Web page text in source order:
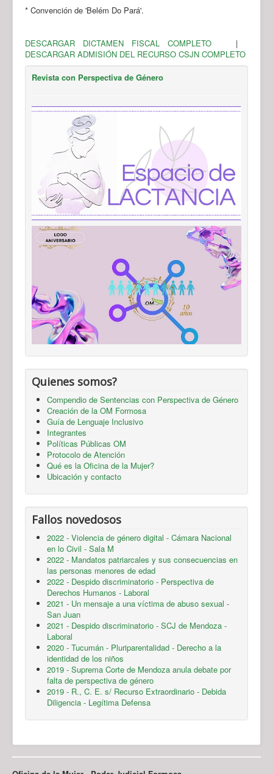
* Convención de 'Belém Do Pará'.
DESCARGAR DICTAMEN FISCAL COMPLETO |
DESCARGAR ADMISIÓN DEL RECURSO CSJN COMPLETO
Revista con Perspectiva de Género
Quienes somos?
Compendio de Sentencias con Perspectiva de Género
Creación de la OM Formosa
Guía de Lenguaje Inclusivo
Integrantes
Políticas Públicas OM
Protocolo de Atención
Qué es la Oficina de la Mujer?
Ubicación y contacto
Fallos novedosos
2022 - Violencia de género digital - Cámara Nacional
en lo Civil - Sala M
2022 - Mandatos patriarcales y sus consecuencias en
las personas menores de edad
2022 - Despido discriminatorio - Perspectiva de
Derechos Humanos - Laboral
2021 - Un mensaje a una víctima de abuso sexual -
San Juan
2021 - Despido discriminatorio - SCJ de Mendoza -
Laboral
2020 - Tucumán - Pluriparentalidad - Derecho a la
identidad de los niños
2019 - Suprema Corte de Mendoza anula debate por
falta de perspectiva de género
2019 - R., C. E. s/ Recurso Extraordinario - Debida
Diligencia - Legítima Defensa